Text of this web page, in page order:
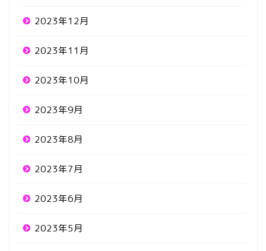
2023年12月
2023年11月
2023年10月
2023年9月
2023年8月
2023年7月
2023年6月
2023年5月